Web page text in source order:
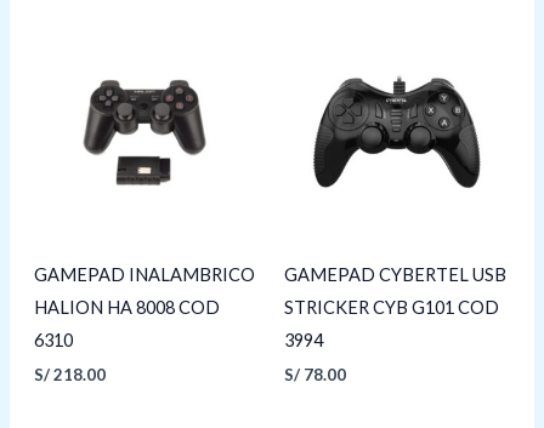
GAMEPAD INALAMBRICO
HALION HA 8008 COD
6310
S/218.00
GAMEPAD CYBERTEL USB
STRICKER CYB G101 COD
3994
S/ 78.00